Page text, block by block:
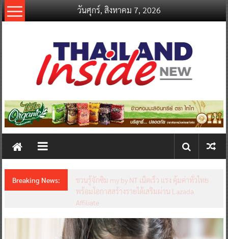
Skip
to
วันศุกร์, สิงหาคม 7, 2026
thailandinsidenew.com
Thailand
New
Breaking News:
ชวนรู้จักซิม my by NT เน็ตเร็ว แรง คุ้มค่าทั่วไทย
พร้อมโอกาสสร้างรายได้เสริมผ่าน Lazada
Affiliate